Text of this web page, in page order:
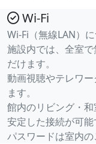
Wi-Fi
Wi-Fi（無線LAN）
施設内では、全室
だけます。
動画視聴やテレワ
ます。
館内のリビング・
安定した接続が可能
パスワードは室内の